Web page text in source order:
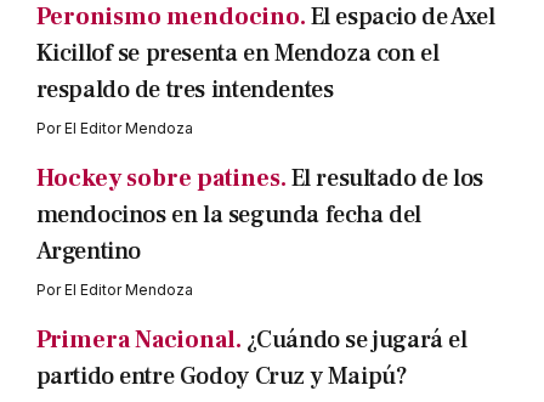
Peronismo mendocino.El espacio de Axel
Kicillof se presenta en Mendoza con el
respaldo de tres intendentes
PorEl Editor Mendoza
Hockey sobre patines.El resultado de los
mendocinos en la segunda fecha del
Argentino
PorEl Editor Mendoza
Primera Nacional. ¿Cuándo se jugará el
partido entre Godoy Cruz y Maipú?